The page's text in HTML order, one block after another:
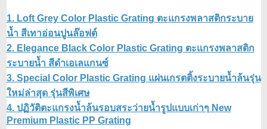
1. Loft Grey Color Plastic Grating ตะแกรงพลาสติกระบาย
น้ำ สีเทาอ่อนปูนล๊อฟต์
2. Elegance Black Color Plastic Grating ตะแกรงพลาสติก
ระบายน้ำ สีดำเอเลแกนซ์
3. Special Color Plastic Grating แผ่นเกรตติ้งระบายน้ำล้นรุ่น
ใหม่ล่าสุด รุ่นสีพิเศษ
4. ปฏิวัติตะแกรงน้ำล้นรอบสระว่ายน้ำรูปแบบเก่าๆ New
Premium Plastic PP Grating